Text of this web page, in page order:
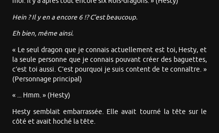
Hein ? Il y en a encore 6 !? C’est beaucoup.
Eh bien, même ainsi.
« Le seul dragon que je connais actuellement est toi, Hesty, et
la seule personne que je connais pouvant créer des baguettes,
c’est toi aussi. C’est pourquoi je suis content de te connaître. »
(Personnage principal)
« ... Hmm. » (Hesty)
Hesty semblait embarrassée. Elle avait tourné la tête sur le
côté et avait hoché la tête.